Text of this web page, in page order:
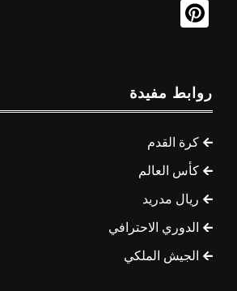
روابط مفيدة
كرة القدم
كأس العالم
ريال مدريد
الدوري الاحترافي
الجيش الملكي